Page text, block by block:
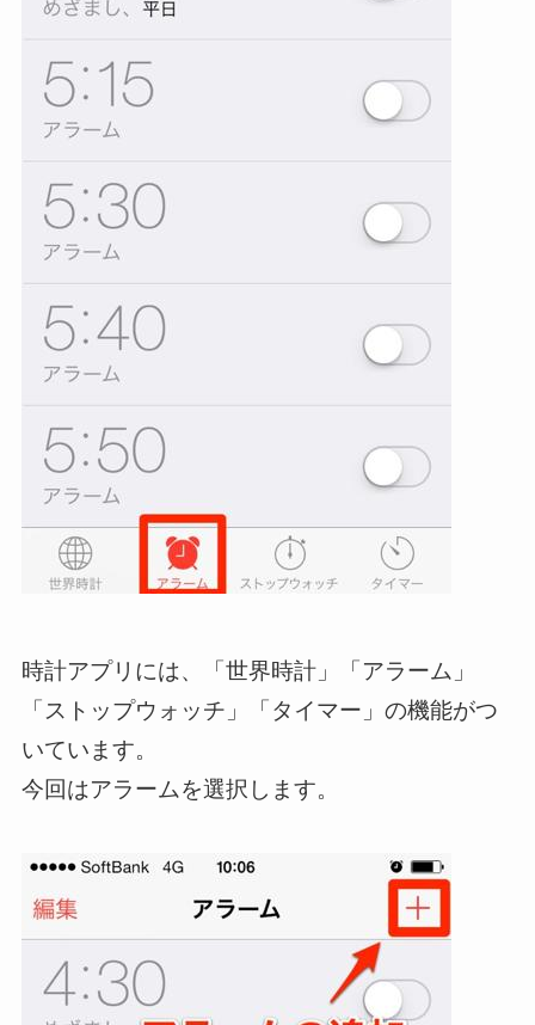
時計アプリには、「世界時計」「アラーム」
「ストップウォッチ」「タイマー」の機能がつ
いています。
今回はアラームを選択します。